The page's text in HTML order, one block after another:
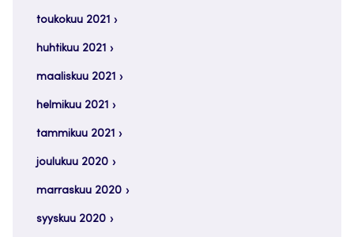
toukokuu 2021
huhtikuu 2021
maaliskuu 2021
helmikuu 2021
tammikuu 2021
joulukuu 2020
marraskuu 2020
syyskuu 2020